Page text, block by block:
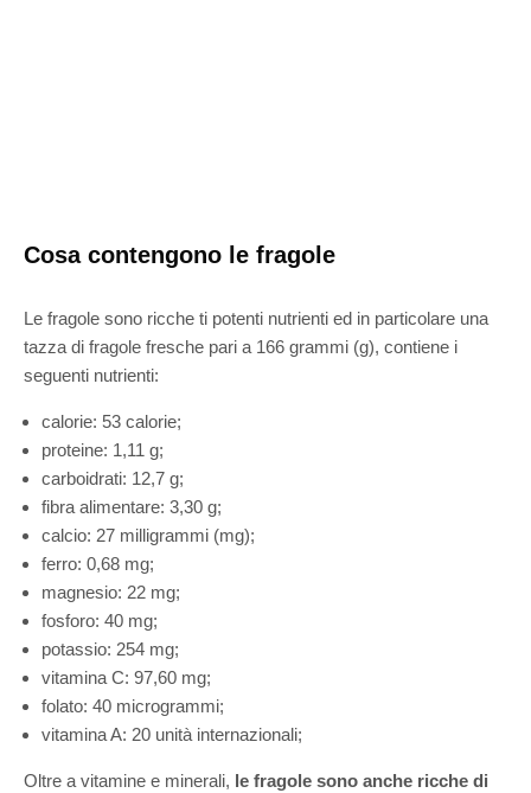
Cosa contengono le fragole
Le fragole sono ricche ti potenti nutrienti ed in particolare una
tazza di fragole fresche pari a 166 grammi (g), contiene i
seguenti nutrienti:
calorie: 53 calorie;
proteine: 1,11 g;
carboidrati: 12,7 g;
fibra alimentare: 3,30 g;
calcio: 27 milligrammi (mg);
ferro: 0,68 mg;
magnesio: 22 mg;
fosforo: 40 mg;
potassio: 254 mg;
vitamina C: 97,60 mg;
folato: 40 microgrammi;
vitamina A: 20 unità internazionali;
Oltre a vitamine e minerali, le fragole sono anche ricche di